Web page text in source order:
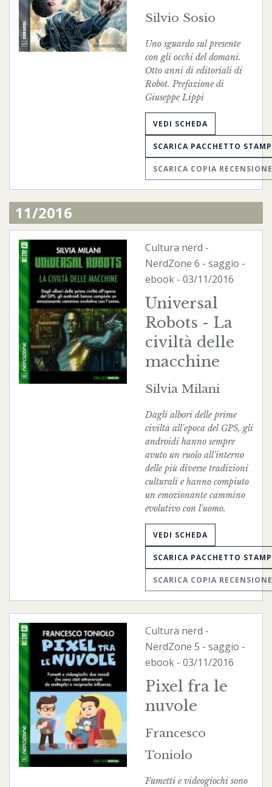
Silvio Sosio
Uno sguardo sul presente
con gli occhi del domani.
Otto anni di editoriali di
Robot. Prefazione di
Giuseppe Lippi
VEDI SCHEDA
SCARICA PACCHETTO
SCARICA COPIA RECENSIONE
11/2016
Cultura nerd -
NerdZone 6 - saggio -
ebook - 03/11/2016
Universal
Robots - La
civiltà delle
macchine
Silvia Milani
Dagli albori delle prime
civiltà all'epoca del GPS, gli
androidi hanno sempre
avuto un ruolo all'interno
delle più diverse tradizioni
culturali e hanno compiuto
un emozionante cammino
evolutivo con l'uomo.
VEDI SCHEDA
SCARICA PACCHETTO
SCARICA COPIA RECENSIONE
Cultura nerd -
NerdZone 5 - saggio -
ebook - 03/11/2016
Pixel fra le
nuvole
Francesco
Toniolo
Fumetti e videogiochi sono